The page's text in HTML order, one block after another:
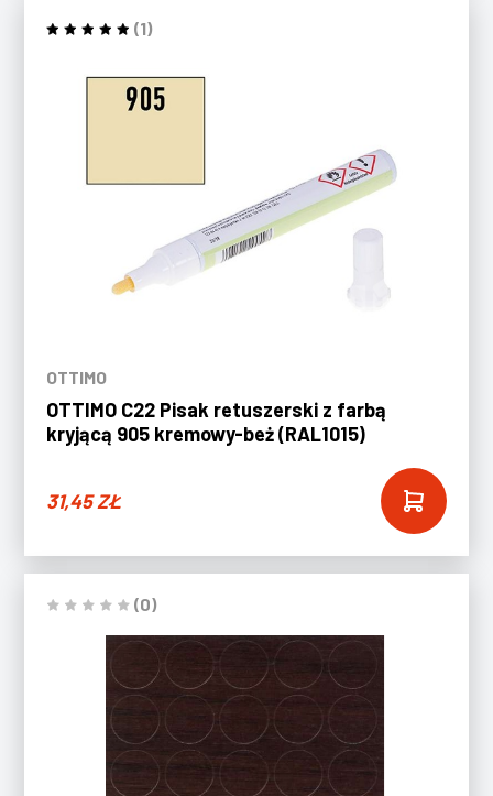
(1)
OTTIMO
OTTIMO C22 Pisak retuszerski z farbą
kryjącą 905 kremowy-beż (RAL1015)
31,45ZŁ
(0)